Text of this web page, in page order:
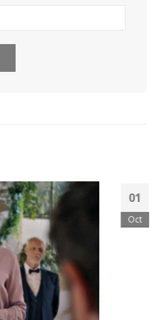
Grenoble
des métiers de bouche qui...